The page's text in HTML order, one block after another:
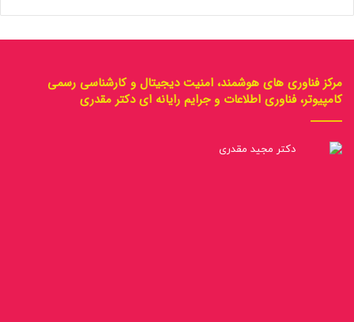
مرکز فناوری های هوشمند، امنیت دیجیتال و کارشناسی رسمی
کامپیوتر، فناوری اطلاعات و جرایم رایانه ای دکتر مقدری